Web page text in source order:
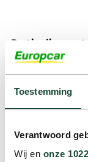
Toestemming
Verantwoord
Wij en onze
Particulier
31 20 899